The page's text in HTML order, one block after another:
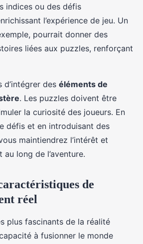
indices ou des défis
l’expérience de jeu. Un
pourrait donner des
liées aux puzzles, renforçant
d’intégrer des éléments de
. Les puzzles doivent être
la curiosité des joueurs. En
défis et en introduisant des
maintiendrez l’intérêt et
au long de l’aventure.
de
réel
plus fascinants de la réalité
à fusionner le monde